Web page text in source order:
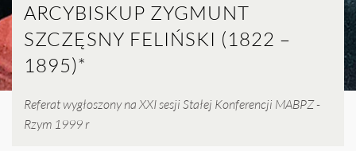
ARCYBISKUP ZYGMUNT
SZCZĘSNY FELIŃSKI (1822 –
1895)*
Referat wygłoszony na XXI sesji Stałej Konferencji MABPZ -
Rzym 1999 r